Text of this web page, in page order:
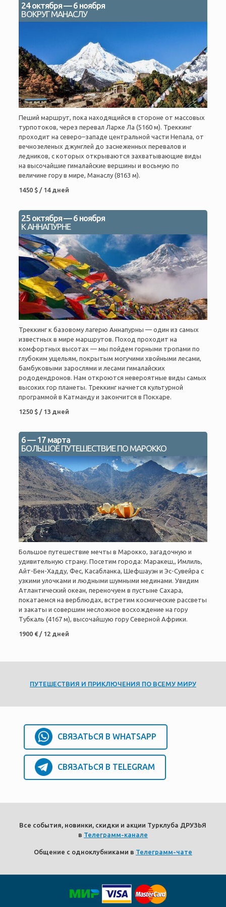
24 октября — 6 ноября
ВОКРУГ МАНАСЛУ
Пеший маршрут, пока находящийся в стороне от массовых
турпотоков, через перевал Ларке Ла (5160 м). Треккинг
проходит на северо–западе центральной части Непала, от
вечнозеленых джунглей до заснеженных перевалов и
ледников, с которых открываются захватывающие виды
на высочайшие гималайские вершины и восьмую по
величине гору в мире, Манаслу (8163 м).
1450 $ / 14 дней
25 октября — 6 ноября
К АННАПУРНЕ
Треккинг к базовому лагерю Аннапурны — один из самых
известных в мире маршрутов. Поход проходит на
комфортных высотах — мы пойдем горными тропами по
глубоким ущельям, покрытым могучими хвойными лесами,
бамбуковыми зарослями и лесами гималайских
рододендронов. Нам откроются невероятные виды самых
высоких гор планеты. Треккинг начнется культурной
программой в Катманду и закончится в Покхаре.
1250 $ / 13 дней
6 — 17 марта
БОЛЬШОЕ ПУТЕШЕСТВИЕ ПО МАРОККО
Большое путешествие мечты в Марокко, загадочную и
удивительную страну. Посетим города: Маракеш,, Имлиль,
Айт-Бен-Хадду, Фес, Касабланка, Шефшауэн и Эс-Сувейра с
узкими улочками и людными шумными мединами. Увидим
Атлантический океан, переночуем в пустыне Сахара,
покатаемся на верблюдах, встретим космические рассветы
и закаты и совершим несложное восхождение на гору
Тубкаль (4167 м), высочайшую гору Северной Африки.
1900 € / 12 дней
ПУТЕШЕСТВИЯ И ПРИКЛЮЧЕНИЯ ПО ВСЕМУ МИРУ
СВЯЗАТЬСЯ В WHATSAPP
СВЯЗАТЬСЯ В TELEGRAM
Все события, новинки, скидки и акции Турклуба ДРУЗЬЯ
в Телеграмм-канале
Общение с одноклубниками в Телеграмм-чате